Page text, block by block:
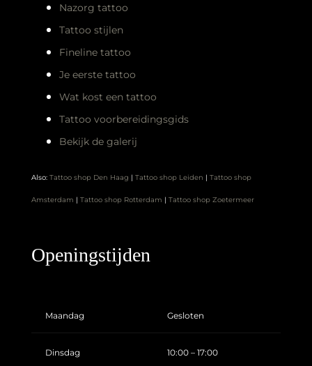
Nazorg tattoo
Tattoo stijlen
Fineline tattoo
Je eerste tattoo
Wat kost een tattoo
Tattoo voorbereidingsgids
Bekijk de galerij
Also: Tattoo shop Den Haag | Tattoo shop Leiden | Tattoo shop
Amsterdam | Tattoo shop Rotterdam | Tattoo shop Zoetermeer
Openingstijden
Maandag Gesloten
Dinsdag 10:00 – 17:00